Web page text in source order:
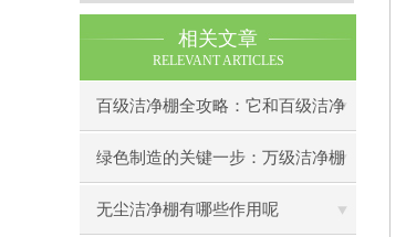
相关文章
RELEVANT ARTICLES
百级洁净棚全攻略：它和百级洁净
室到底有什么区别？
绿色制造的关键一步：万级洁净棚
助力环保型半导体产业发展
无尘洁净棚有哪些作用呢